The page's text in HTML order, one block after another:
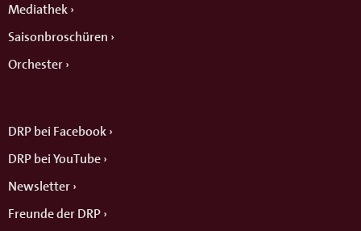
Mediathek
Saisonbroschüren
Orchester
DRP bei Facebook
DRP bei YouTube
Newsletter
Freunde der DRP